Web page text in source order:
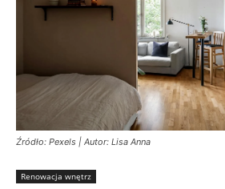
Źródło: Pexels | Autor: Lisa Anna
Renowacja wnętrz